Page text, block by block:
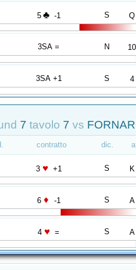
5 ♣ -1 S Q
3SA = N 10
3SA +1 S 4
7 tavolo 7 vs
contratto dic.
3 ♥ +1 S K
6 ♦ -1 S A
4 ♥ = S A